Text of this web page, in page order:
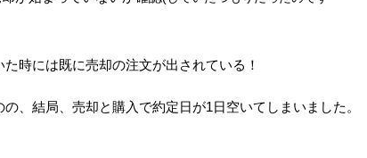
時には既に売却の注文が出されている！
、結局、売却と購入で約定日が1日空いてしまいました。